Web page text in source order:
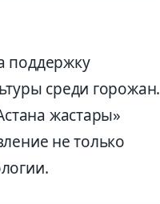
поддержку
среди горожан.
жастары»
не только